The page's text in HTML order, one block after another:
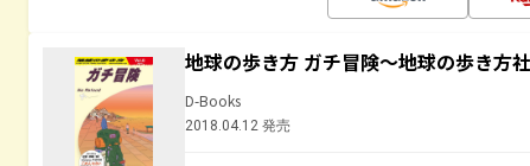
地球の歩き方 ガチ冒険～地球の歩き方
D-Books
2018.04.12 発売